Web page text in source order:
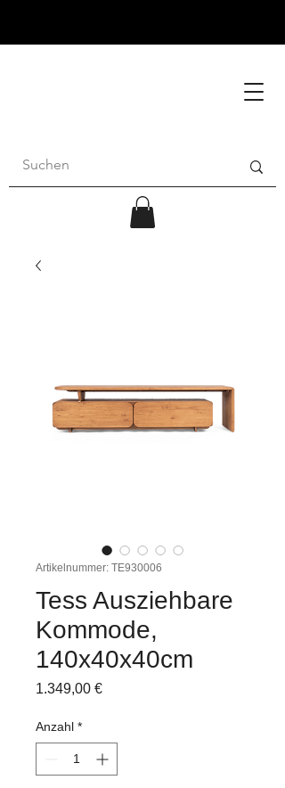
Artikelnummer: TE930006
Tess Ausziehbare
Kommode,
140x40x40cm
1.349,00 €Preis
Anzahl *